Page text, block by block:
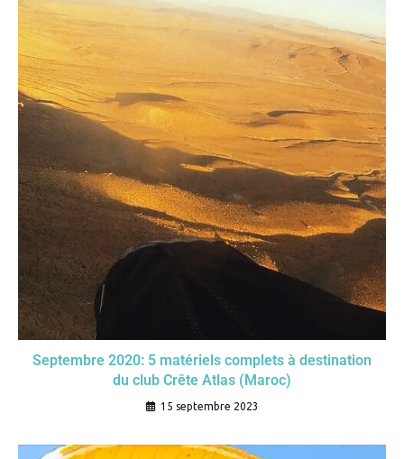
Septembre 2020: 5 matériels complets à destination
du club Crête Atlas (Maroc)
15 septembre 2023